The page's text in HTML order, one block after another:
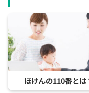
ほけんの110番とは